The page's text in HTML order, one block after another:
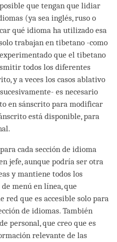
que tengan que lidiar
(ya sea inglés, ruso o
qué idioma ha utilizado esa
trabajan en tibetano -como
que el tibetano
todos los diferentes
y a veces los casos ablativo
es necesario
en sánscrito para modificar
está disponible, para
cada sección de idioma
jefe, aunque podría ser otra
y mantiene todos los
menú en línea, que
red que es accesible solo para
de idiomas. También
personal, que creo que es
relevante de las